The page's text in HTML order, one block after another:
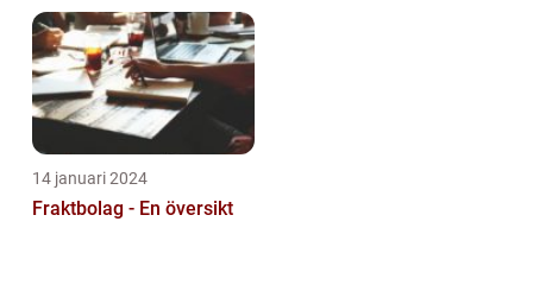
14 januari 2024
Fraktbolag - En översikt